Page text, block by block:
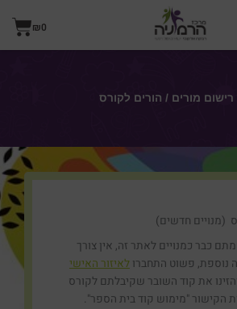
₪0
מורים / הורים לקורס
(מנויים חדשים)
כבר כמנויים לאתר זה, אין צורך
נוספת, פשוט התחברולאיזור האישי
את קוד השובר שקיבלתם לקורס
הקישור "מימוש קוד בית הספר".